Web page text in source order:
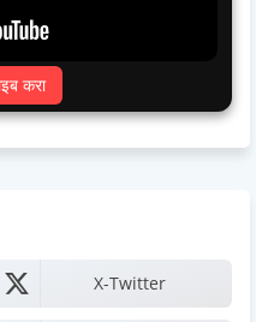
करा
X-Twitter